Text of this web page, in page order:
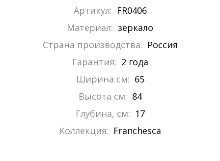
Артикул: FR0406
Материал: зеркало
Страна производства: Россия
Гарантия: 2 года
Ширина см: 65
Высота см: 84
Глубина, см: 17
Коллекция: Franchesca